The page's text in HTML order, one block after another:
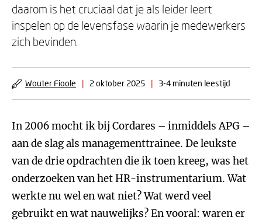
daarom is het cruciaal dat je als leider leert
inspelen op de levensfase waarin je medewerkers
zich bevinden.
Wouter Fioole | 2 oktober 2025 | 3-4 minuten leestijd
In 2006 mocht ik bij Cordares – inmiddels APG –
aan de slag als managementtrainee. De leukste
van de drie opdrachten die ik toen kreeg, was het
onderzoeken van het HR-instrumentarium. Wat
werkte nu wel en wat niet? Wat werd veel
gebruikt en wat nauwelijks? En vooral: waren er